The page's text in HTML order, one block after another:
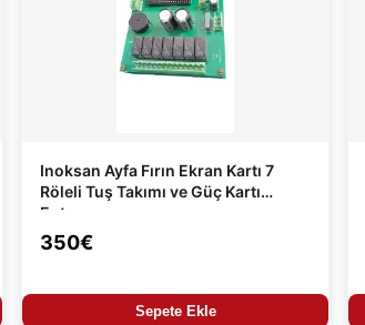
Inoksan Ayfa Fırın Ekran Kartı 7
Röleli Tuş Takımı ve Güç Kartı
Entegre
350€
Sepete Ekle